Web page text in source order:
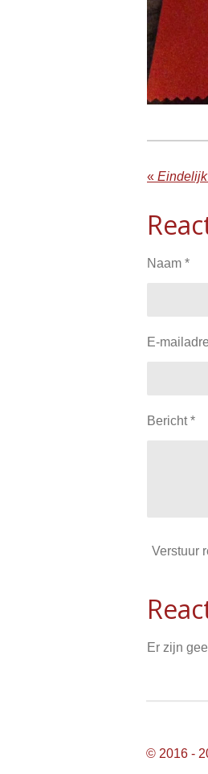
«
Naam *
E-
Bericht *
Verstuur
Er zijn
© 2016 -